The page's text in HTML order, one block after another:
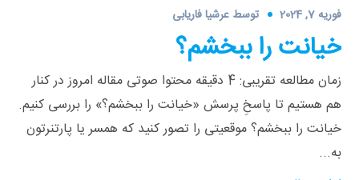
فوریه 7, 2024 توسطعرشیا فاریابی
خیانت را ببخشم؟
زمان مطالعه تقریبی: 4 دقیقه محتوا صوتی مقاله امروز در کنار
هم هستیم تا پاسخِ پرسش «خیانت را ببخشم؟» را بررسی کنیم.
خیانت را ببخشم؟ موقعیتی را تصور کنید که همسر یا پارتنرتون
به...